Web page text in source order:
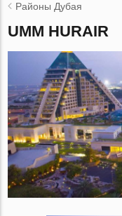
Районы Дубая
UMM HURAIR